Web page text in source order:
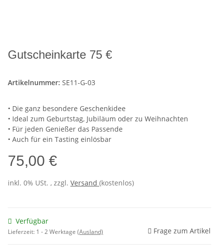
Gutscheinkarte 75 €
Artikelnummer: SE11-G-03
• Die ganz besondere Geschenkidee
• Ideal zum Geburtstag, Jubiläum oder zu Weihnachten
• Für jeden Genießer das Passende
• Auch für ein Tasting einlösbar
75,00 €
inkl. 0% USt. , zzgl. Versand (kostenlos)
Verfügbar
Lieferzeit: 1 - 2 Werktage (Ausland) Frage zum Artikel